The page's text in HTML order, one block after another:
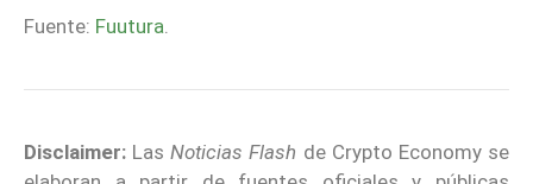
Fuente: Fuutura.
Disclaimer: LasNoticias Flash de Crypto Economy se